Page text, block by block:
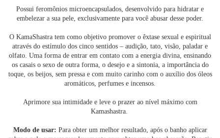
Possui feromônios microencapsulados, desenvolvido para hidratar e
embelezar a sua pele, exclusivamente para você abusar desse poder.
O KamaShastra tem como objetivo promover o êxtase sexual e espiritual
através do estímulo dos cinco sentidos – audição, tato, visão, paladar e
olfato. Uma forma de entrar em contato com a energia divina, ensinando
os casais o sexo de outra forma, o desejo e a sintonia, a importância do
toque, os beijos, sem pressa e com muito carinho com o auxílio dos óleos
aromáticos, perfumes e incensos.
Aprimore sua intimidade e leve o prazer ao nível máximo com
Kamashastra.
Modo de usar: Para obter um melhor resultado, após o banho aplicar